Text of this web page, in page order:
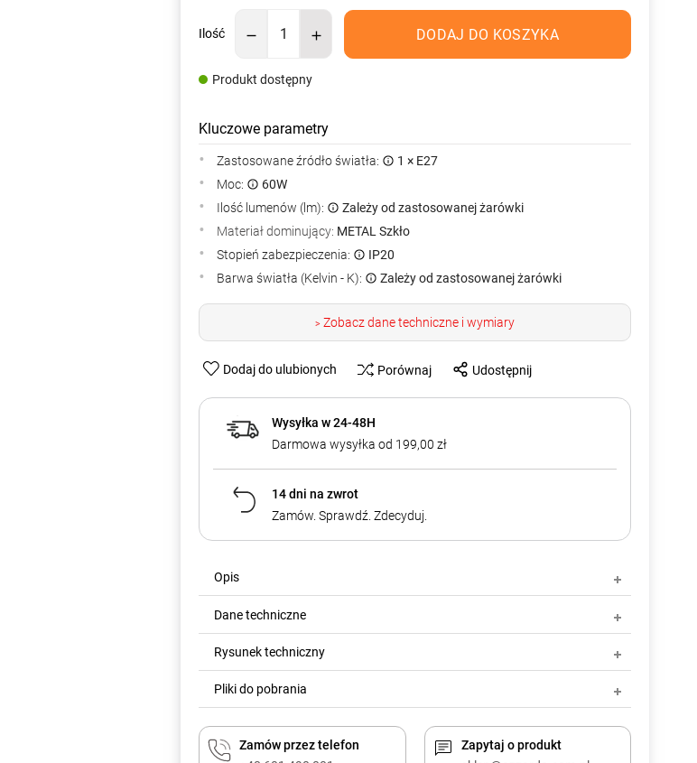
Ilość DODAJ DO KOSZYKA
Produkt dostępny
Kluczowe parametry
Zastosowane źródło światła:
1 × E27
Moc:
60W
Ilość lumenów (lm):
Zależy od zastosowanej żarówki
Materiał dominujący: METAL Szkło
Stopień zabezpieczenia:
IP20
Barwa światła (Kelvin - K):
Zależy od zastosowanej żarówki
> Zobacz dane techniczne i wymiary
Dodaj do ulubionych Porównaj Udostępnij
Wysyłka w 24-48H
Darmowa wysyłka od 199,00 zł
14 dni na zwrot
Zamów. Sprawdź. Zdecyduj.
Opis
Dane techniczne
Rysunek techniczny
Pliki do pobrania
Zamów przez telefon
Zapytaj o produkt